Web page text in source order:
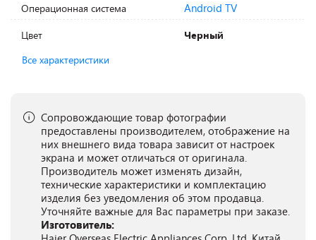
Операционная система Android TV
Цвет
Черный
Все характеристики
Сопровождающие товар фотографии
предоставлены производителем, отображение на
них внешнего вида товара зависит от настроек
экрана и может отличаться от оригинала.
Производитель может изменять дизайн,
технические характеристики и комплектацию
изделия без уведомления об этом продавца.
Уточняйте важные для Вас параметры при заказе.
Изготовитель: